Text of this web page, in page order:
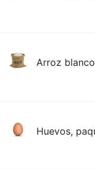
Arroz
Huevos,